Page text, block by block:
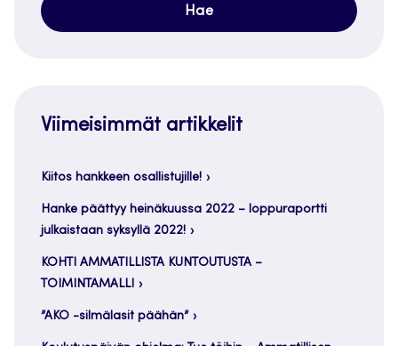
Viimeisimmät artikkelit
Kiitos hankkeen osallistujille!
Hanke päättyy heinäkuussa 2022 – loppuraportti
julkaistaan syksyllä 2022!
KOHTI AMMATILLISTA KUNTOUTUSTA –
TOIMINTAMALLI
”AKO -silmälasit päähän”